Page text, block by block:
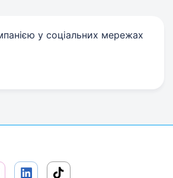
у соціальних мережах
link
share link